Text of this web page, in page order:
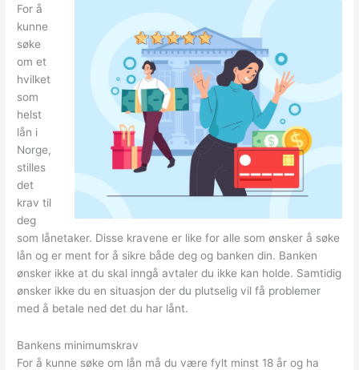
For å
kunne
søke
om et
hvilket
som
helst
lån i
Norge,
stilles
det
krav til
deg
som lånetaker. Disse kravene er like for alle som ønsker å søke
lån og er ment for å sikre både deg og banken din. Banken
ønsker ikke at du skal inngå avtaler du ikke kan holde. Samtidig
ønsker ikke du en situasjon der du plutselig vil få problemer
med å betale ned det du har lånt.
Bankens minimumskrav
For å kunne søke om lån må du være fylt minst 18 år og ha